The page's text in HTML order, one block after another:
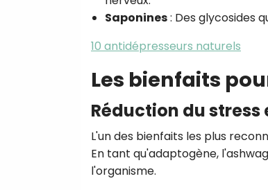
Saponines: Des glycosides
10 antidépresseurs naturels
Les bienfaits
Réduction du stress
L'un des bienfaits les plus
En tant qu'adaptogène,
l'organisme.